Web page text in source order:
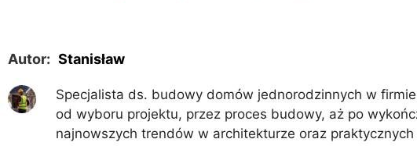
Autor: Stanisław
Specjalista ds. budowy domów jednorodzinnych w
od wyboru projektu, przez proces budowy, aż po
najnowszych trendów w architekturze oraz